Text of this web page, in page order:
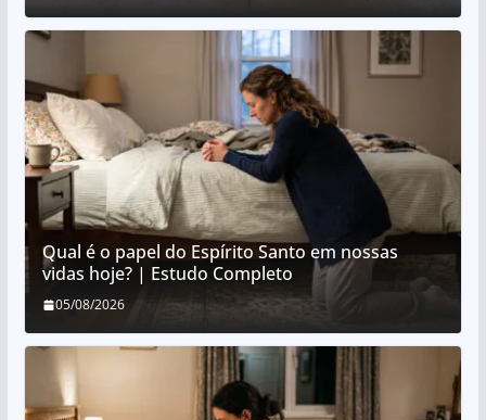
Qual é o papel do Espírito Santo em nossas
vidas hoje? | Estudo Completo
05/08/2026